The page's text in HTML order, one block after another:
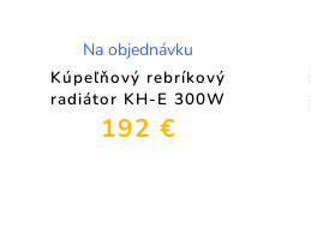
Kúpeľňový rebríkový
radiátor KH-E 300W
Na objednávku
192 €